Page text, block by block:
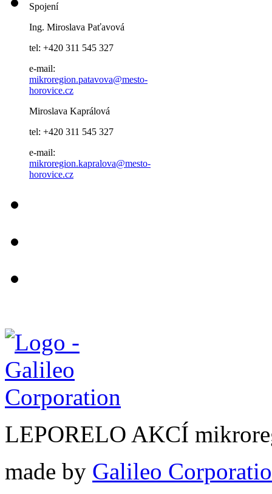
Spojení
Ing. Miroslava Paťavová
tel: +420 311 545 327
e-mail:
mikroregion.patavova@mesto-
horovice.cz
Miroslava Kaprálová
tel: +420 311 545 327
e-mail:
mikroregion.kapralova@mesto-
horovice.cz
LEPORELO AKCÍ
made by Galileo